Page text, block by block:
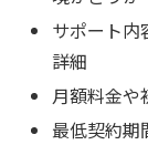
サポート内
詳細
月額料金や
最低契約期